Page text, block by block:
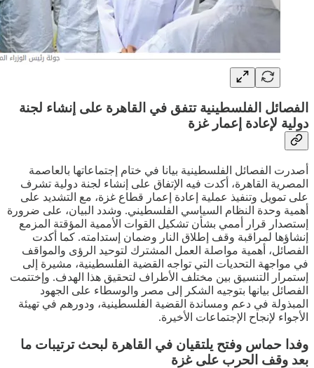
الفصائل الفلسطينية تتفق في القاهرة على إنشاء لجنة
دولية لإعادة إعمار غزة
أصدرت الفصائل الفلسطينية بيانا في ختام إجتماعاتها بالعاصمة
المصرية القاهرة، أكدت فيه الإتفاق على إنشاء لجنة دولية تشرف
على تمويل وتنفيذ عملية إعادة إعمار قطاع غزة، مع التشديد على
أهمية وحدة النظام السياسي الفلسطيني. وشدد البيان، على ضرورة
إستصدار قرار أممي بشأن تشكيل القوات الأممية المؤقتة المزمع
إنشاؤها لمراقبة وقف إطلاق النار وضمان إستدامته. كما أكدت
الفصائل، أهمية مواصلة العمل المشترك لتوحيد الرؤى والمواقف
في مواجهة التحديات التي تواجه القضية الفلسطينية، مشيرة إلى
إستمرار التنسيق بين مختلف الأطراف لتحقيق هذا الهدف. وإختتمت
الفصائل بيانها بتوجيه الشكر إلى مصر والوسطاء على الجهود
المبذولة في دعم ومساندة القضية الفلسطينية، ودورهم في تهيئة
الأجواء لإنجاح الإجتماعات الأخيرة.
وفدا حماس وفتح يلتقيان في القاهرة لبحث ترتيبات ما
بعد وقف الحرب على غزة